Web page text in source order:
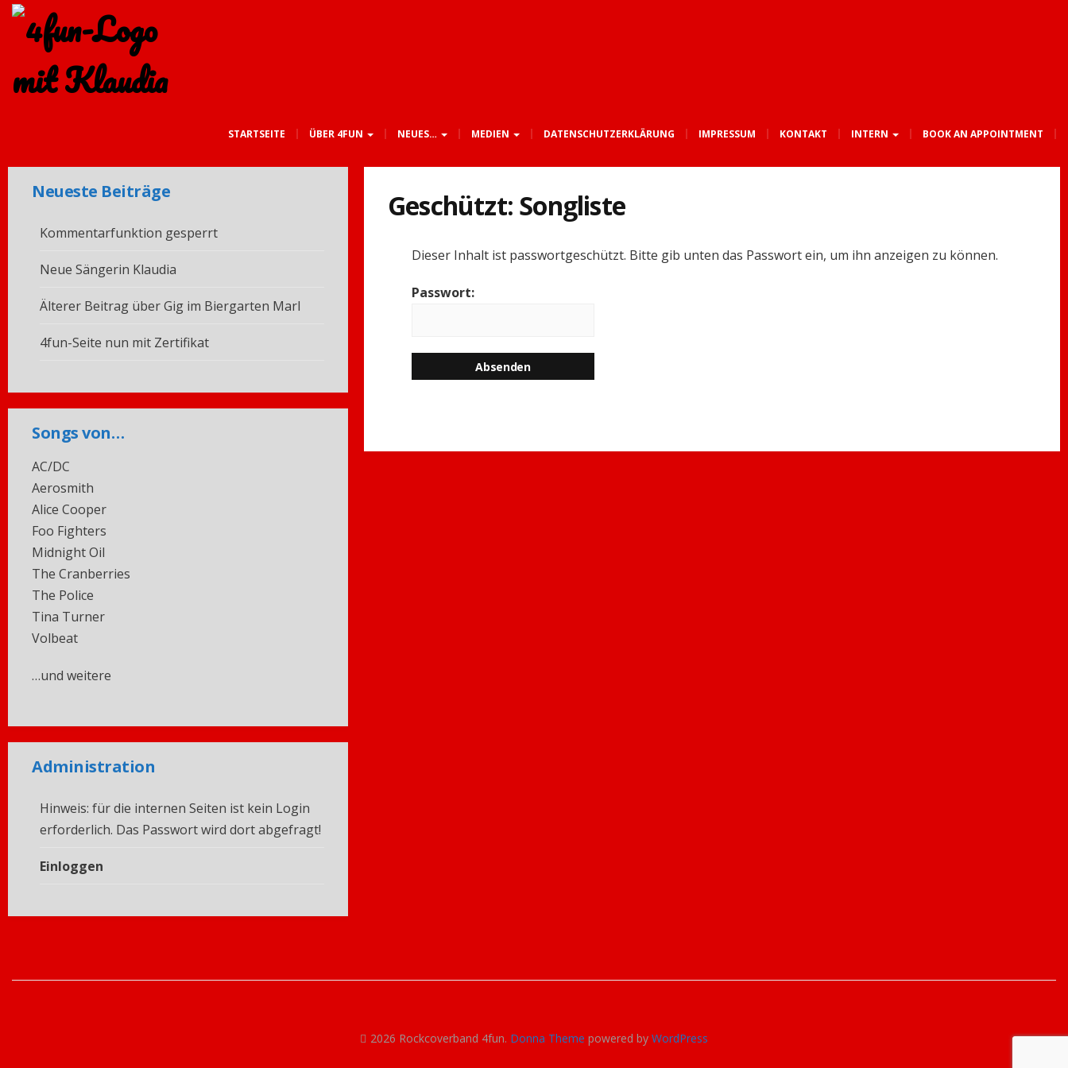
STARTSEITE ÜBER 4FUN NEUES… MEDIEN DATENSCHUTZERKLÄRUNG IMPRESSUM KONTAKT INTERN BOOK AN APPOINTMENT
Geschützt: Songliste
Dieser Inhalt ist passwortgeschützt. Bitte gib unten das Passwort ein, um ihn anzeigen zu können.
Passwort:
Neueste Beiträge
Kommentarfunktion gesperrt
Neue Sängerin Klaudia
Älterer Beitrag über Gig im Biergarten Marl
4fun-Seite nun mit Zertifikat
Songs von…
AC/DC
Aerosmith
Alice Cooper
Foo Fighters
Midnight Oil
The Cranberries
The Police
Tina Turner
Volbeat
…und weitere
Administration
Hinweis: für die internen Seiten ist kein Login
erforderlich. Das Passwort wird dort abgefragt!
Einloggen
2026 Rockcoverband 4fun. Donna Theme powered by WordPress